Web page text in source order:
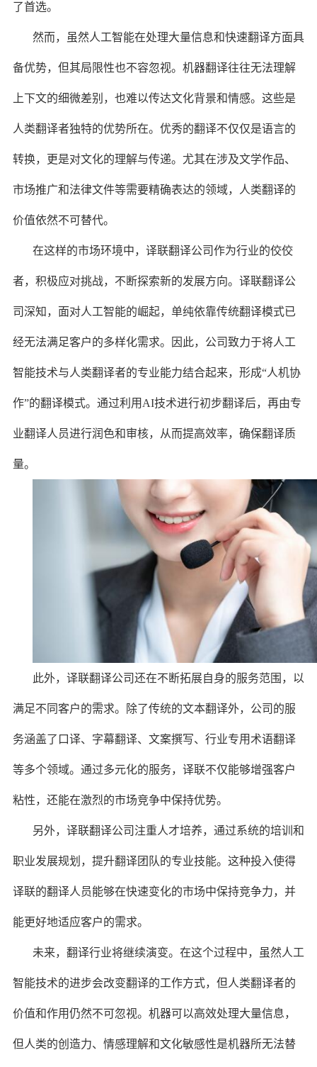
了首选。
然而，虽然人工智能在处理大量信息和快速翻译方面具
备优势，但其局限性也不容忽视。机器翻译往往无法理解
上下文的细微差别，也难以传达文化背景和情感。这些是
人类翻译者独特的优势所在。优秀的翻译不仅仅是语言的
转换，更是对文化的理解与传递。尤其在涉及文学作品、
市场推广和法律文件等需要精确表达的领域，人类翻译的
价值依然不可替代。
在这样的市场环境中，译联翻译公司作为行业的佼佼
者，积极应对挑战，不断探索新的发展方向。译联翻译公
司深知，面对人工智能的崛起，单纯依靠传统翻译模式已
经无法满足客户的多样化需求。因此，公司致力于将人工
智能技术与人类翻译者的专业能力结合起来，形成“人机协
作”的翻译模式。通过利用AI技术进行初步翻译后，再由专
业翻译人员进行润色和审核，从而提高效率，确保翻译质
量。
此外，译联翻译公司还在不断拓展自身的服务范围，以
满足不同客户的需求。除了传统的文本翻译外，公司的服
务涵盖了口译、字幕翻译、文案撰写、行业专用术语翻译
等多个领域。通过多元化的服务，译联不仅能够增强客户
粘性，还能在激烈的市场竞争中保持优势。
另外，译联翻译公司注重人才培养，通过系统的培训和
职业发展规划，提升翻译团队的专业技能。这种投入使得
译联的翻译人员能够在快速变化的市场中保持竞争力，并
能更好地适应客户的需求。
未来，翻译行业将继续演变。在这个过程中，虽然人工
智能技术的进步会改变翻译的工作方式，但人类翻译者的
价值和作用仍然不可忽视。机器可以高效处理大量信息，
但人类的创造力、情感理解和文化敏感性是机器所无法替